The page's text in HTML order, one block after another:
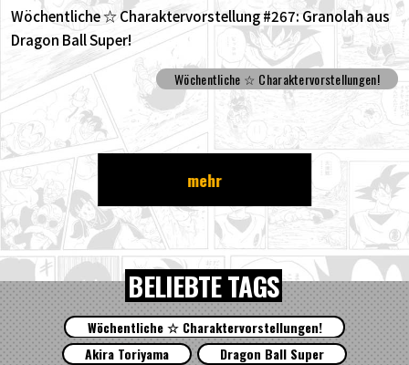
Wöchentliche ☆ Charaktervorstellung #267: Granolah aus
Dragon Ball Super!
Wöchentliche ☆ Charaktervorstellungen!
mehr
BELIEBTE TAGS
Wöchentliche ☆ Charaktervorstellungen!
Akira Toriyama
Dragon Ball Super